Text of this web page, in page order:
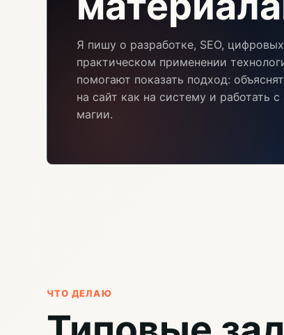
Я пишу о разработке, SEO,
практическом применении
помогают показать подход:
на сайт как на систему и работать
магии.
ЧТО ДЕЛАЮ